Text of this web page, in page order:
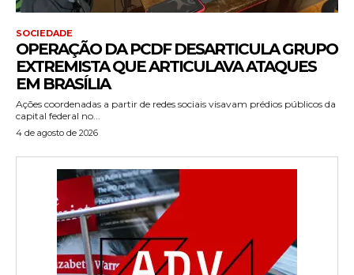
SOCIEDADE
OPERAÇÃO DA PCDF DESARTICULA GRUPO
EXTREMISTA QUE ARTICULAVA ATAQUES
EM BRASÍLIA
Ações coordenadas a partir de redes sociais visavam prédios públicos da
capital federal no...
4 de agosto de 2026